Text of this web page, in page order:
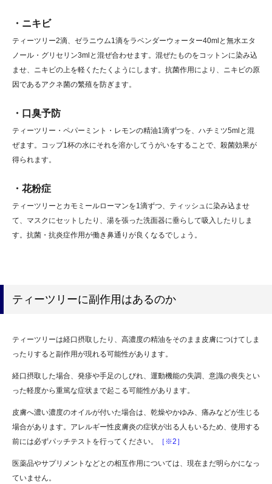
・ニキビ
ティーツリー2滴、ゼラニウム1滴をラベンダーウォーター40mlと無水エタ
ノール・グリセリン3mlと混ぜ合わせます。混ぜたものをコットンに染み込
ませ、ニキビの上を軽くたたくようにします。抗菌作用により、ニキビの原
因であるアクネ菌の繁殖を防ぎます。
・口臭予防
ティーツリー・ペパーミント・レモンの精油1滴ずつを、ハチミツ5mlと混
ぜます。コップ1杯の水にそれを溶かしてうがいをすることで、殺菌効果が
得られます。
・花粉症
ティーツリーとカモミールローマンを1滴ずつ、ティッシュに染み込ませ
て、マスクにセットしたり、湯を張った洗面器に垂らして吸入したりしま
す。抗菌・抗炎症作用が働き鼻通りが良くなるでしょう。
ティーツリーに副作用はあるのか
ティーツリーは経口摂取したり、高濃度の精油をそのまま皮膚につけてしま
ったりすると副作用が現れる可能性があります。
経口摂取した場合、発疹や手足のしびれ、運動機能の失調、意識の喪失とい
った軽度から重篤な症状まで起こる可能性があります。
皮膚へ濃い濃度のオイルが付いた場合は、乾燥やかゆみ、痛みなどが生じる
場合があります。アレルギー性皮膚炎の症状が出る人もいるため、使用する
前には必ずパッチテストを行ってください。
［※2］
医薬品やサプリメントなどとの相互作用については、現在まだ明らかになっ
ていません。